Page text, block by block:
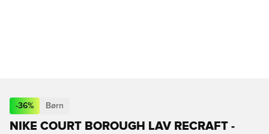
-36% Børn
NIKE COURT BOROUGH LAV RECRAFT -